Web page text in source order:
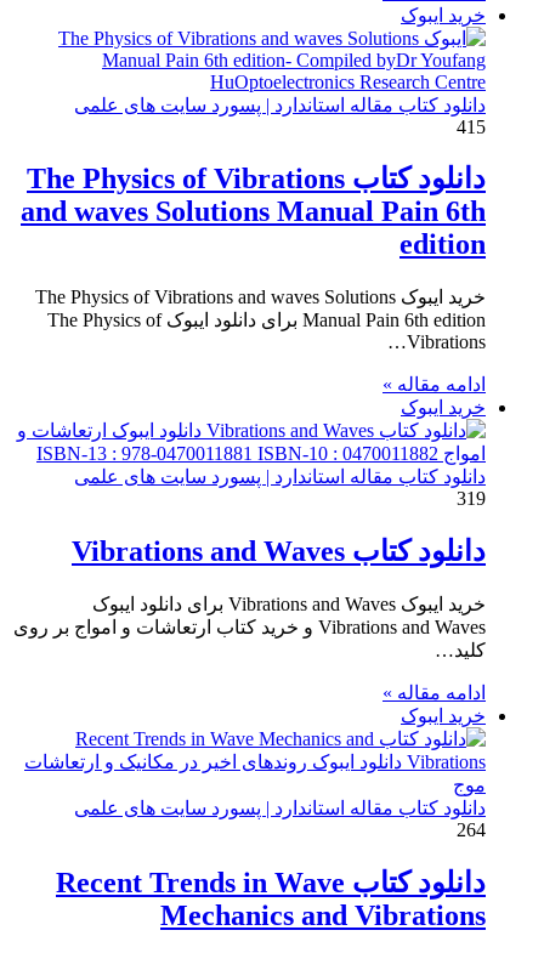
خرید ایبوک
دانلود کتاب مقاله استاندارد | پسورد سایت های علمی
415
دانلود کتاب The Physics of Vibrations
and waves Solutions Manual Pain 6th
edition
خرید ایبوک The Physics of Vibrations and waves Solutions
Manual Pain 6th edition برای دانلود ایبوک The Physics of
Vibrations…
ادامه مقاله »
خرید ایبوک
دانلود کتاب مقاله استاندارد | پسورد سایت های علمی
319
دانلود کتاب Vibrations and Waves
خرید ایبوک Vibrations and Waves برای دانلود ایبوک
Vibrations and Waves و خرید کتاب ارتعاشات و امواج بر روی
کلید…
ادامه مقاله »
خرید ایبوک
دانلود کتاب مقاله استاندارد | پسورد سایت های علمی
264
دانلود کتاب Recent Trends in Wave
Mechanics and Vibrations